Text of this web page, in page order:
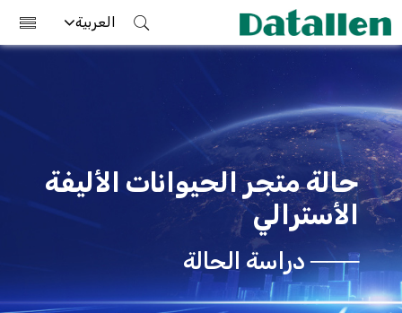
العربية
حالة متجر الحيوانات الأليفة
الأسترالي
─── دراسة الحالة